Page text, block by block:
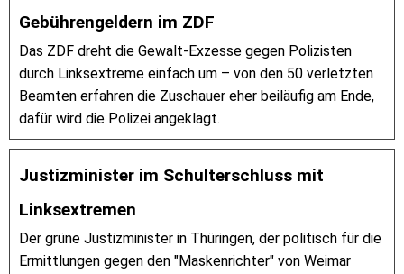
Gebührengeldern im ZDF
Das ZDF dreht die Gewalt-Exzesse gegen Polizisten
durch Linksextreme einfach um – von den 50 verletzten
Beamten erfahren die Zuschauer eher beiläufig am Ende,
dafür wird die Polizei angeklagt.
Justizminister im Schulterschluss mit
Linksextremen
Der grüne Justizminister in Thüringen, der politisch für die
Ermittlungen gegen den "Maskenrichter" von Weimar